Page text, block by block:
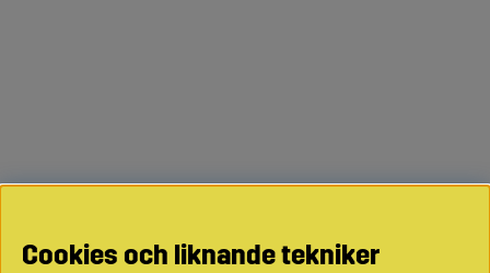
Cookies och liknande tekniker